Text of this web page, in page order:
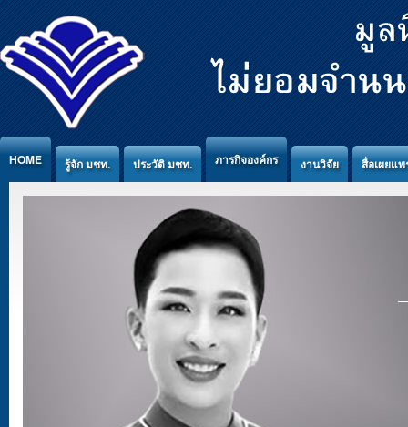
Jump to Content
HOME รู้จัก มชท. ประวัติ มชท. ภารกิจองค์กร งานวิจัย สื่อเผยแพ